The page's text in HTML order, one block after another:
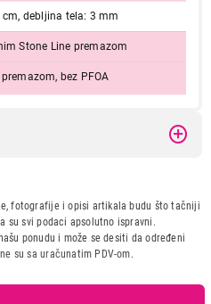
cm, debljina tela: 3 mm
Stone Line premazom
bez PFOA
- UNIT d.o.o.
po osnovu zakona o
fotografije i opisi artikala budu što tačniji
su svi podaci apsolutno ispravni.
ponudu i može se desiti da određeni
su sa uračunatim PDV-om.